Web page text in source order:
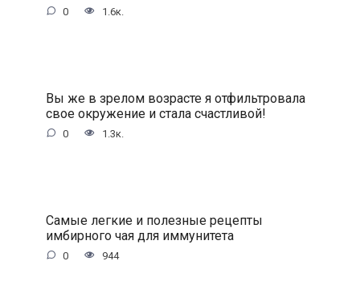
0 1.6к.
Вы же в зрелом возрасте я отфильтровала
свое окружение и стала счастливой!
0 1.3к.
Самые легкие и полезные рецепты
имбирного чая для иммунитета
0 944